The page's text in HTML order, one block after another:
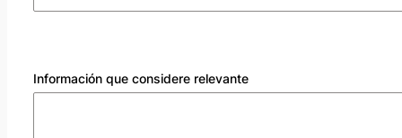
Información que considere relevante